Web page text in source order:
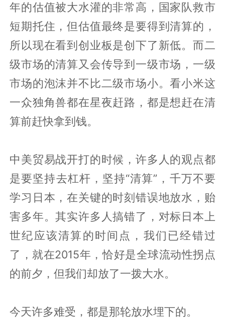
年的估值被大水灌的非常高，国家队救市
短期托住，但估值最终是要得到清算的，
所以现在看到创业板是创下了新低。而二
级市场的清算又会传导到一级市场，一级
市场的泡沫并不比二级市场小。看小米这
一众独角兽都在星夜赶路，都是想赶在清
算前赶快拿到钱。
中美贸易战开打的时候，许多人的观点都
是要坚持去杠杆，坚持“清算”，千万不要
学习日本，在关键的时刻错误地放水，贻
害多年。其实许多人搞错了，对标日本上
世纪应该清算的时间点，我们已经错过
了，就在2015年，恰好是全球流动性拐点
的前夕，但我们却放了一拨大水。
今天许多难受，都是那轮放水埋下的。